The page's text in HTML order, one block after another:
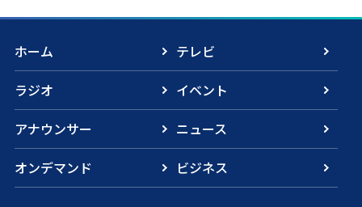
ホーム
テレビ
ラジオ
イベント
アナウンサー
ニュース
オンデマンド
ビジネス